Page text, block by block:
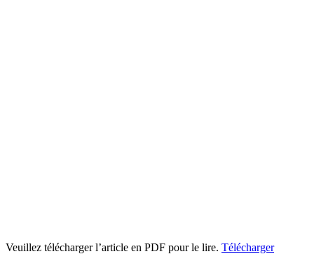
Veuillez télécharger l’article en PDF pour le lire. Télécharger